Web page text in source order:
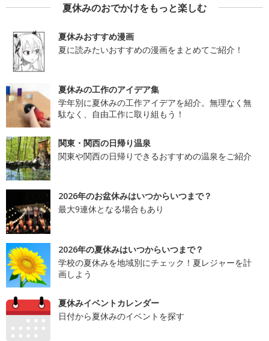
夏休みのおでかけをもっと楽しむ
夏休みおすすめ漫画
夏に読みたいおすすめの漫画をまとめてご紹介！
夏休みの工作のアイデア集
学年別に夏休みの工作アイデアを紹介。無理なく無
駄なく、自由工作に取り組もう！
関東・関西の日帰り温泉
関東や関西の日帰りできるおすすめの温泉をご紹介
2026年のお盆休みはいつからいつまで？
最大9連休となる場合もあり
2026年の夏休みはいつからいつまで？
学校の夏休みを地域別にチェック！夏レジャーを計
画しよう
夏休みイベントカレンダー
日付から夏休みのイベントを探す